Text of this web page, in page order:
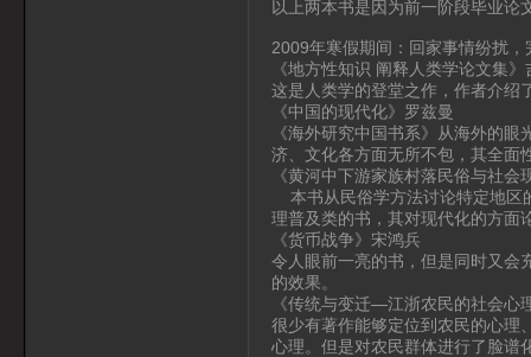
以上两本书是因为前一阶段毕业
2009年寒假期间：回家事情纷扰
《地方性知识 阐释人类学论文集》
这是人类学的登堂之作，作者介绍
《中国的现代化》罗兹曼
《海外研究中国书系》从海外的
济、文化各方面无所不包，其全面
《黄河中下游家族村落民俗与社会
本书从民俗学方法讨论特定地区
理普及类的书，其对现代化的方面
《货币战争》宋鸿兵
令人眼前一亮的书，但是同时又会
的效果。
《传统与变迁—江浙农民的社会心
很少有著作能够定位到农民的心理
心理。但是对农民群体进行了脸谱